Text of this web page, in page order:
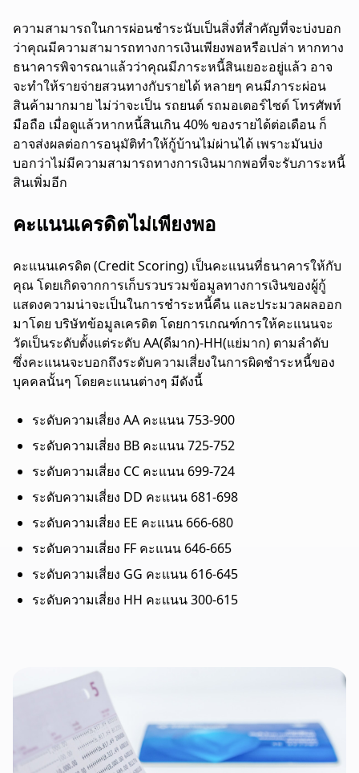
ความสามารถในการผ่อนชำระนับเป็นสิ่งที่สำคัญที่จะบ่งบอก
ว่าคุณมีความสามารถทางการเงินเพียงพอหรือเปล่า หากทาง
ธนาคารพิจารณาแล้วว่าคุณมีภาระหนี้สินเยอะอยู่แล้ว อาจ
จะทำให้รายจ่ายสวนทางกับรายได้ หลายๆ คนมีภาระผ่อน
สินค้ามากมาย ไม่ว่าจะเป็น รถยนต์ รถมอเตอร์ไซด์ โทรศัพท์
มือถือ เมื่อดูแล้วหากหนี้สินเกิน 40% ของรายได้ต่อเดือน ก็
อาจส่งผลต่อการอนุมัติทำให้กู้บ้านไม่ผ่านได้ เพราะมันบ่ง
บอกว่าไม่มีความสามารถทางการเงินมากพอที่จะรับภาระหนี้
สินเพิ่มอีก
คะแนนเครดิตไม่เพียงพอ
คะแนนเครดิต (Credit Scoring) เป็นคะแนนที่ธนาคารให้กับ
คุณ โดยเกิดจากการเก็บรวบรวมข้อมูลทางการเงินของผู้กู้
แสดงความน่าจะเป็นในการชำระหนี้คืน และประมวลผลออก
มาโดย บริษัทข้อมูลเครดิต โดยการเกณฑ์การให้คะแนนจะ
วัดเป็นระดับตั้งแต่ระดับ AA(ดีมาก)-HH(แย่มาก) ตามลำดับ
ซึ่งคะแนนจะบอกถึงระดับความเสี่ยงในการผิดชำระหนี้ของ
บุคคลนั้นๆ โดยคะแนนต่างๆ มีดังนี้
ระดับความเสี่ยง AA คะแนน 753-900
ระดับความเสี่ยง BB คะแนน 725-752
ระดับความเสี่ยง CC คะแนน 699-724
ระดับความเสี่ยง DD คะแนน 681-698
ระดับความเสี่ยง EE คะแนน 666-680
ระดับความเสี่ยง FF คะแนน 646-665
ระดับความเสี่ยง GG คะแนน 616-645
ระดับความเสี่ยง HH คะแนน 300-615